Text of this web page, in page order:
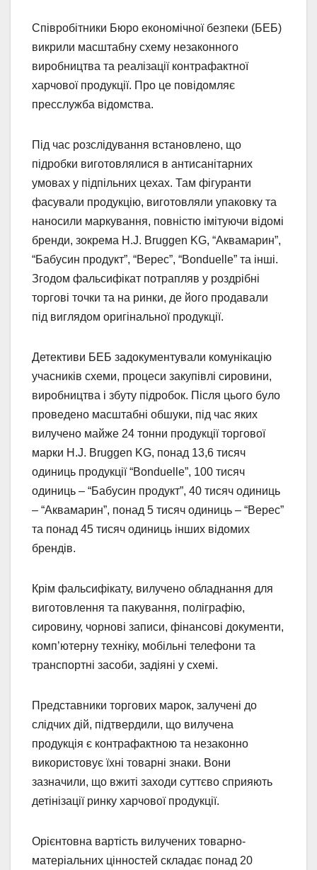
Співробітники Бюро економічної безпеки (БЕБ)
викрили масштабну схему незаконного
виробництва та реалізації контрафактної
харчової продукції. Про це повідомляє
пресслужба відомства.
Під час розслідування встановлено, що
підробки виготовлялися в антисанітарних
умовах у підпільних цехах. Там фігуранти
фасували продукцію, виготовляли упаковку та
наносили маркування, повністю імітуючи відомі
бренди, зокрема H.J. Bruggen KG, “Аквамарин”,
“Бабусин продукт”, “Верес”, “Bonduelle” та інші.
Згодом фальсифікат потрапляв у роздрібні
торгові точки та на ринки, де його продавали
під виглядом оригінальної продукції.
Детективи БЕБ задокументували комунікацію
учасників схеми, процеси закупівлі сировини,
виробництва і збуту підробок. Після цього було
проведено масштабні обшуки, під час яких
вилучено майже 24 тонни продукції торгової
марки H.J. Bruggen KG, понад 13,6 тисяч
одиниць продукції “Bonduelle”, 100 тисяч
одиниць – “Бабусин продукт”, 40 тисяч одиниць
– “Аквамарин”, понад 5 тисяч одиниць – “Верес”
та понад 45 тисяч одиниць інших відомих
брендів.
Крім фальсифікату, вилучено обладнання для
виготовлення та пакування, поліграфію,
сировину, чорнові записи, фінансові документи,
комп’ютерну техніку, мобільні телефони та
транспортні засоби, задіяні у схемі.
Представники торгових марок, залучені до
слідчих дій, підтвердили, що вилучена
продукція є контрафактною та незаконно
використовує їхні товарні знаки. Вони
зазначили, що вжиті заходи суттєво сприяють
детінізації ринку харчової продукції.
Орієнтовна вартість вилучених товарно-
матеріальних цінностей складає понад 20